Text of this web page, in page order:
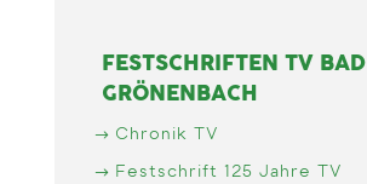
FESTSCHRIFTEN TV BAD
GRÖNENBACH
Chronik TV
Festschrift 125 Jahre TV